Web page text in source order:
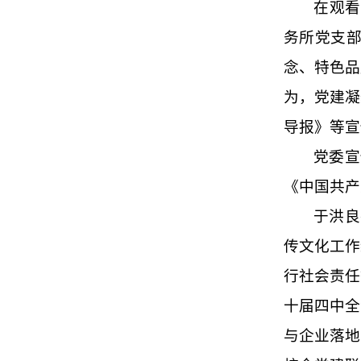
在观
务所党支
念、特色
为，党建
导报》等
党委
《中国共
于洪
传文化工
行社会责
十届四中
与企业落